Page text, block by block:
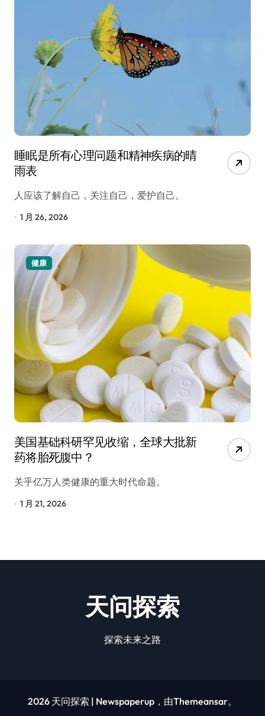
睡眠是所有心理问题和精神疾病的晴
雨表
人应该了解自己，关注自己，爱护自己。
1 月 26, 2026
健康
美国基础科研罕见收缩，全球大批新
药将胎死腹中？
关乎亿万人类健康的重大时代命题。
1 月 21, 2026
天问探索
探索未来之路
2026 天问探索 | Newspaperup ，由Themeansar。